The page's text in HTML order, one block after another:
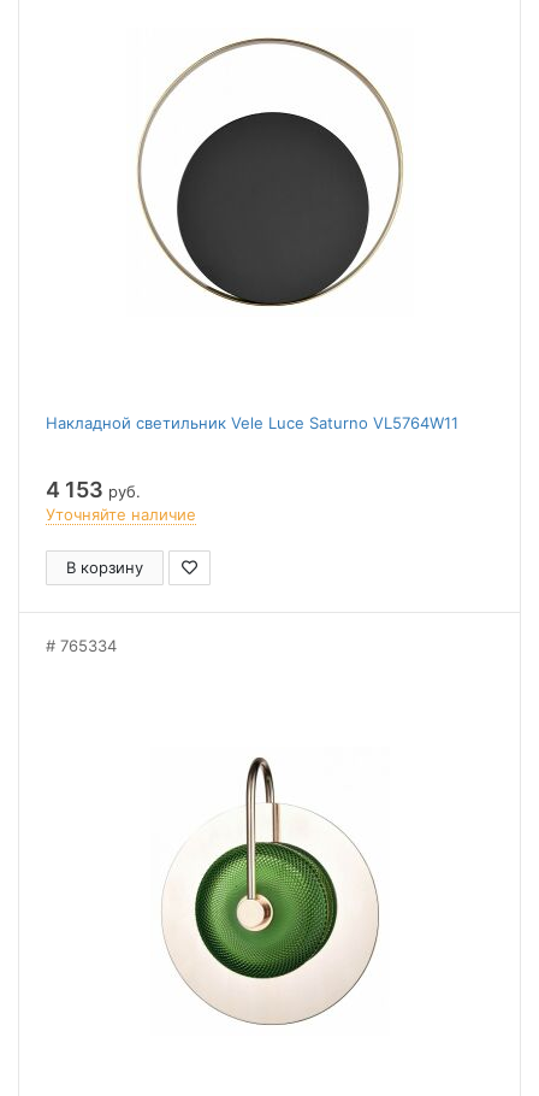
Накладной светильник Vele Luce Saturno VL5764W11
4 153 руб.
Уточняйте наличие
В корзину
765334